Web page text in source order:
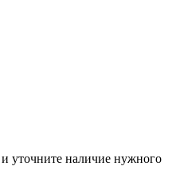
уточните наличие нужного